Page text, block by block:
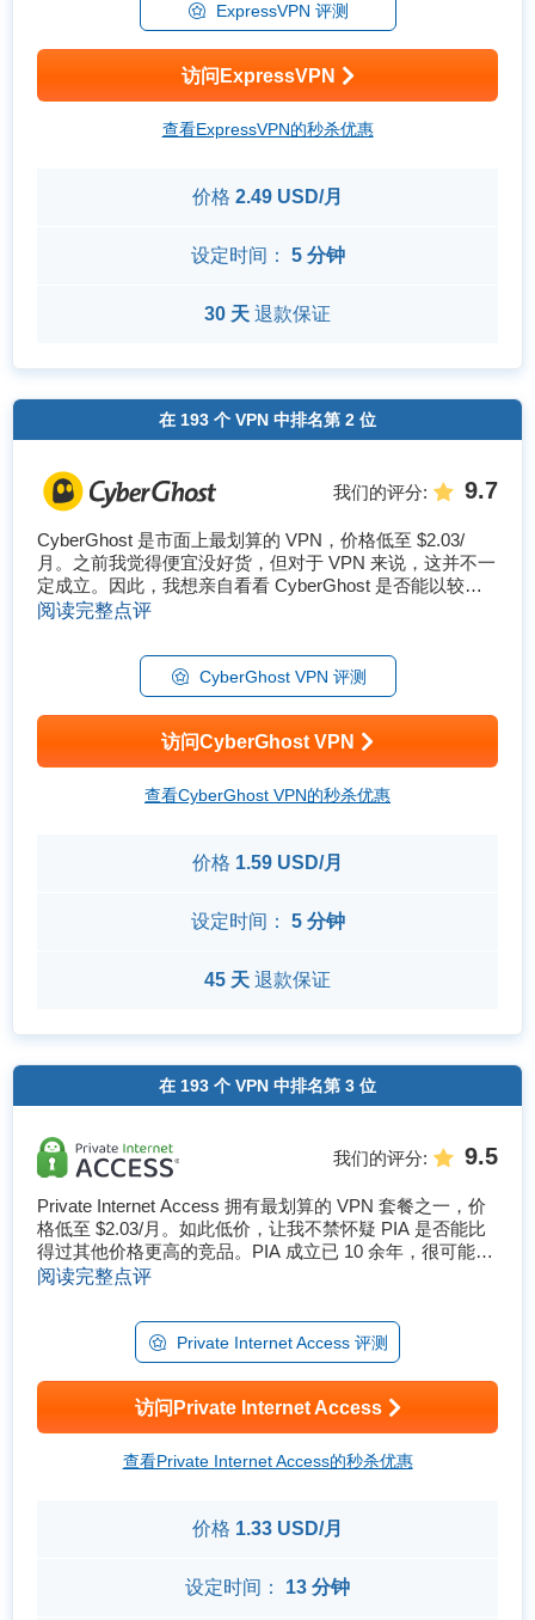
ExpressVPN 评测
访问ExpressVPN
查看ExpressVPN的秒杀优惠
价格 2.49 USD/月
设定时间： 5 分钟
30 天 退款保证
在 193 个 VPN 中排名第 2 位
我们的评分: 9.7
CyberGhost 是市面上最划算的 VPN，价格低至 $2.03/
月。之前我觉得便宜没好货，但对于 VPN 来说，这并不一
定成立。因此，我想亲自看看 CyberGhost 是否能以较低
的价格提供出色的服务。 我深入研究了 CyberGhost 的隐
测试了它的服务器网络、速度、串流和...
阅读完整点评
CyberGhost VPN 评测
访问CyberGhost VPN
查看CyberGhost VPN的秒杀优惠
价格 1.59 USD/月
设定时间： 5 分钟
45 天 退款保证
在 193 个 VPN 中排名第 3 位
我们的评分: 9.5
Private Internet Access 拥有最划算的 VPN 套餐之一，价
格低至 $2.03/月。如此低价，让我不禁怀疑 PIA 是否能比
得过其他价格更高的竞品。PIA 成立已 10 余年，很可能是
目前性价比最高的 VPN 之一。 为了了解 PIA 的真实性
表现。我还对它的流媒体平台解锁�...
阅读完整点评
Private Internet Access 评测
访问Private Internet Access
查看Private Internet Access的秒杀优惠
价格 1.33 USD/月
设定时间： 13 分钟